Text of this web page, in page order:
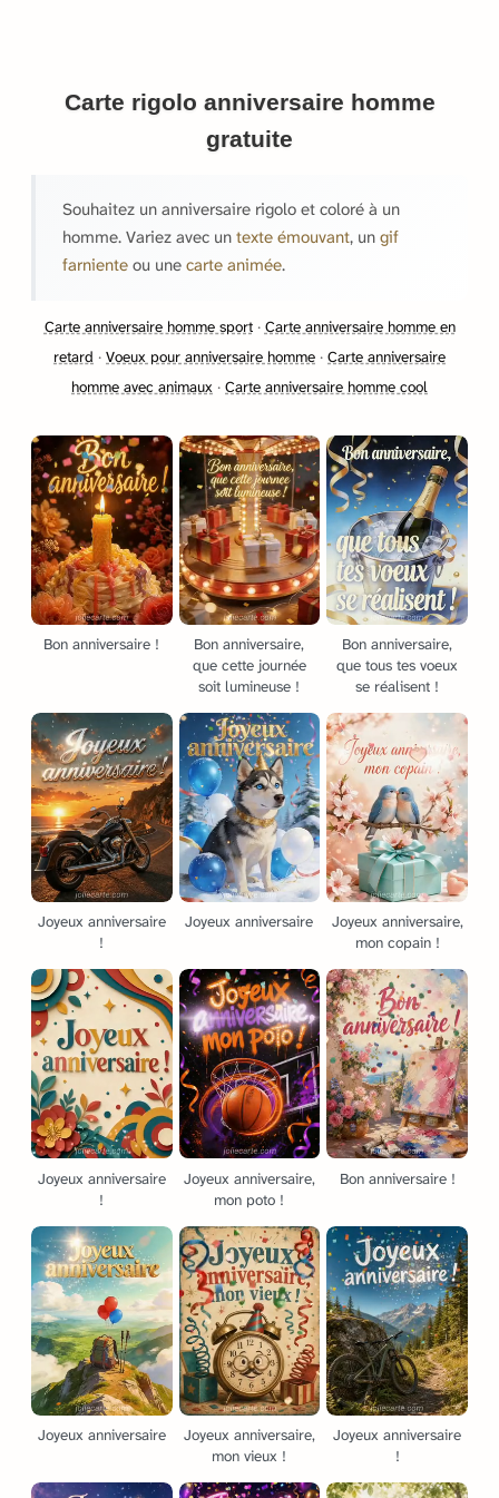
Carte rigolo anniversaire homme
gratuite
Souhaitez un anniversaire rigolo et coloré à un
homme. Variez avec un texte émouvant, un gif
farniente ou une carte animée.
Carte anniversaire homme sport· Carte anniversaire homme en
retard · Voeux pour anniversaire homme · Carte anniversaire
homme avec animaux · Carte anniversaire homme cool
Bon anniversaire !
Bon anniversaire,
que cette journée
soit lumineuse !
Bon anniversaire,
que tous tes voeux
se réalisent !
Joyeux anniversaire
!
Joyeux anniversaire
Joyeux anniversaire,
mon copain !
Joyeux anniversaire
!
Joyeux anniversaire,
mon poto !
Bon anniversaire !
Joyeux anniversaire
Joyeux anniversaire,
mon vieux !
Joyeux anniversaire
!